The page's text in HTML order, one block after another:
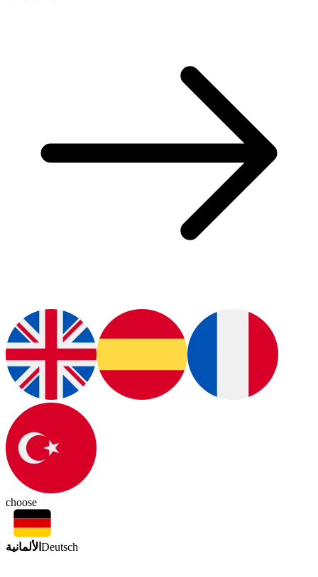
choose
الألمانية Deutsch